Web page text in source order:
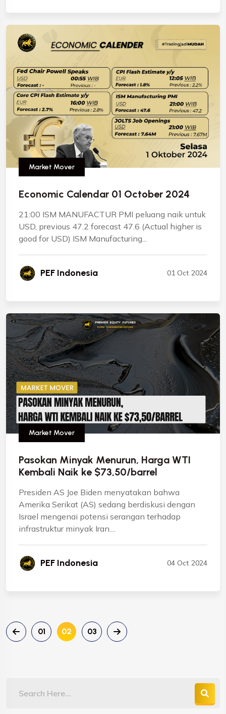
Market Mover
Economic Calendar 01 October 2024
21:00 ISM MANUFACTUR PMI peluang naik untuk
USD, previous 47.2 forecast 47.6 (Actual higher is
good for USD) ISM Manufacturing...
PEF Indonesia 01 Oct 2024
Market Mover
Pasokan Minyak Menurun, Harga WTI
Kembali Naik ke $73,50/barrel
Presiden AS Joe Biden menyatakan bahwa
Amerika Serikat (AS) sedang berdiskusi dengan
Israel mengenai potensi serangan terhadap
infrastruktur minyak Iran....
PEF Indonesia 04 Oct 2024
01 02 03